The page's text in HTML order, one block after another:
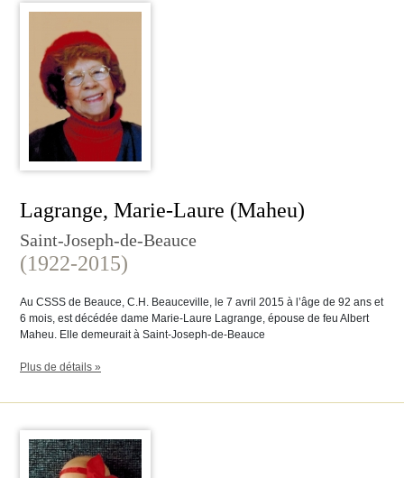
Lagrange, Marie-Laure (Maheu)
Saint-Joseph-de-Beauce
(1922-2015)
Au CSSS de Beauce, C.H. Beauceville, le 7 avril 2015 à l’âge de 92 ans et
6 mois, est décédée dame Marie-Laure Lagrange, épouse de feu Albert
Maheu. Elle demeurait à Saint-Joseph-de-Beauce
Plus de détails »